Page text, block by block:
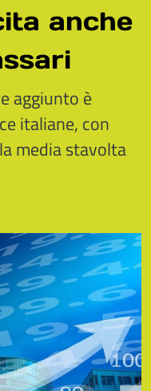
anche
aggiunto è
italiane, con
media stavolta